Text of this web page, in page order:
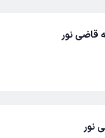
قاضی نور
نور